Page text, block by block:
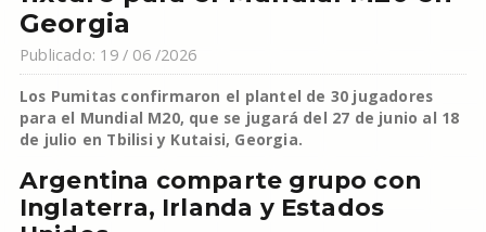
Georgia
Publicado: 19 / 06 /2026
Los Pumitas confirmaron el plantel de 30 jugadores
para el Mundial M20, que se jugará del 27 de junio al 18
de julio en Tbilisi y Kutaisi, Georgia.
Argentina comparte grupo con
Inglaterra, Irlanda y Estados